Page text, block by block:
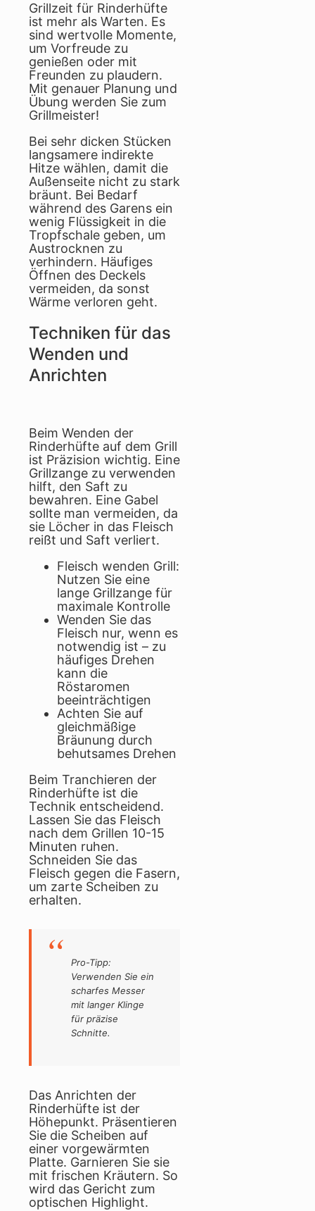
Grillzeit für Rinderhüfte
ist mehr als Warten. Es
sind wertvolle Momente,
um Vorfreude zu
genießen oder mit
Freunden zu plaudern.
Mit genauer Planung und
Übung werden Sie zum
Grillmeister!
Bei sehr dicken Stücken
langsamere indirekte
Hitze wählen, damit die
Außenseite nicht zu stark
bräunt. Bei Bedarf
während des Garens ein
wenig Flüssigkeit in die
Tropfschale geben, um
Austrocknen zu
verhindern. Häufiges
Öffnen des Deckels
vermeiden, da sonst
Wärme verloren geht.
Techniken für das
Wenden und
Anrichten
Beim Wenden der
Rinderhüfte auf dem Grill
ist Präzision wichtig. Eine
Grillzange zu verwenden
hilft, den Saft zu
bewahren. Eine Gabel
sollte man vermeiden, da
sie Löcher in das Fleisch
reißt und Saft verliert.
Fleisch wenden Grill:
Nutzen Sie eine
lange Grillzange für
maximale Kontrolle
Wenden Sie das
Fleisch nur, wenn es
notwendig ist – zu
häufiges Drehen
kann die
Röstaromen
beeinträchtigen
Achten Sie auf
gleichmäßige
Bräunung durch
behutsames Drehen
Beim Tranchieren der
Rinderhüfte ist die
Technik entscheidend.
Lassen Sie das Fleisch
nach dem Grillen 10-15
Minuten ruhen.
Schneiden Sie das
Fleisch gegen die Fasern,
um zarte Scheiben zu
erhalten.
Pro-Tipp:
Verwenden Sie ein
scharfes Messer
mit langer Klinge
für präzise
Schnitte.
Das Anrichten der
Rinderhüfte ist der
Höhepunkt. Präsentieren
Sie die Scheiben auf
einer vorgewärmten
Platte. Garnieren Sie sie
mit frischen Kräutern. So
wird das Gericht zum
optischen Highlight.